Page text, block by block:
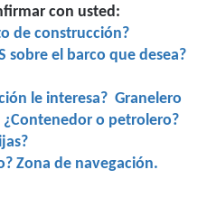
con usted:
de construcción?
sobre el barco que desea?
le interesa? Granelero
o petrolero?
Zona de navegación.